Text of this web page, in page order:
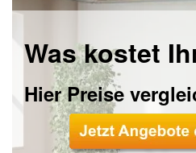
Was kostet
Hier Preise